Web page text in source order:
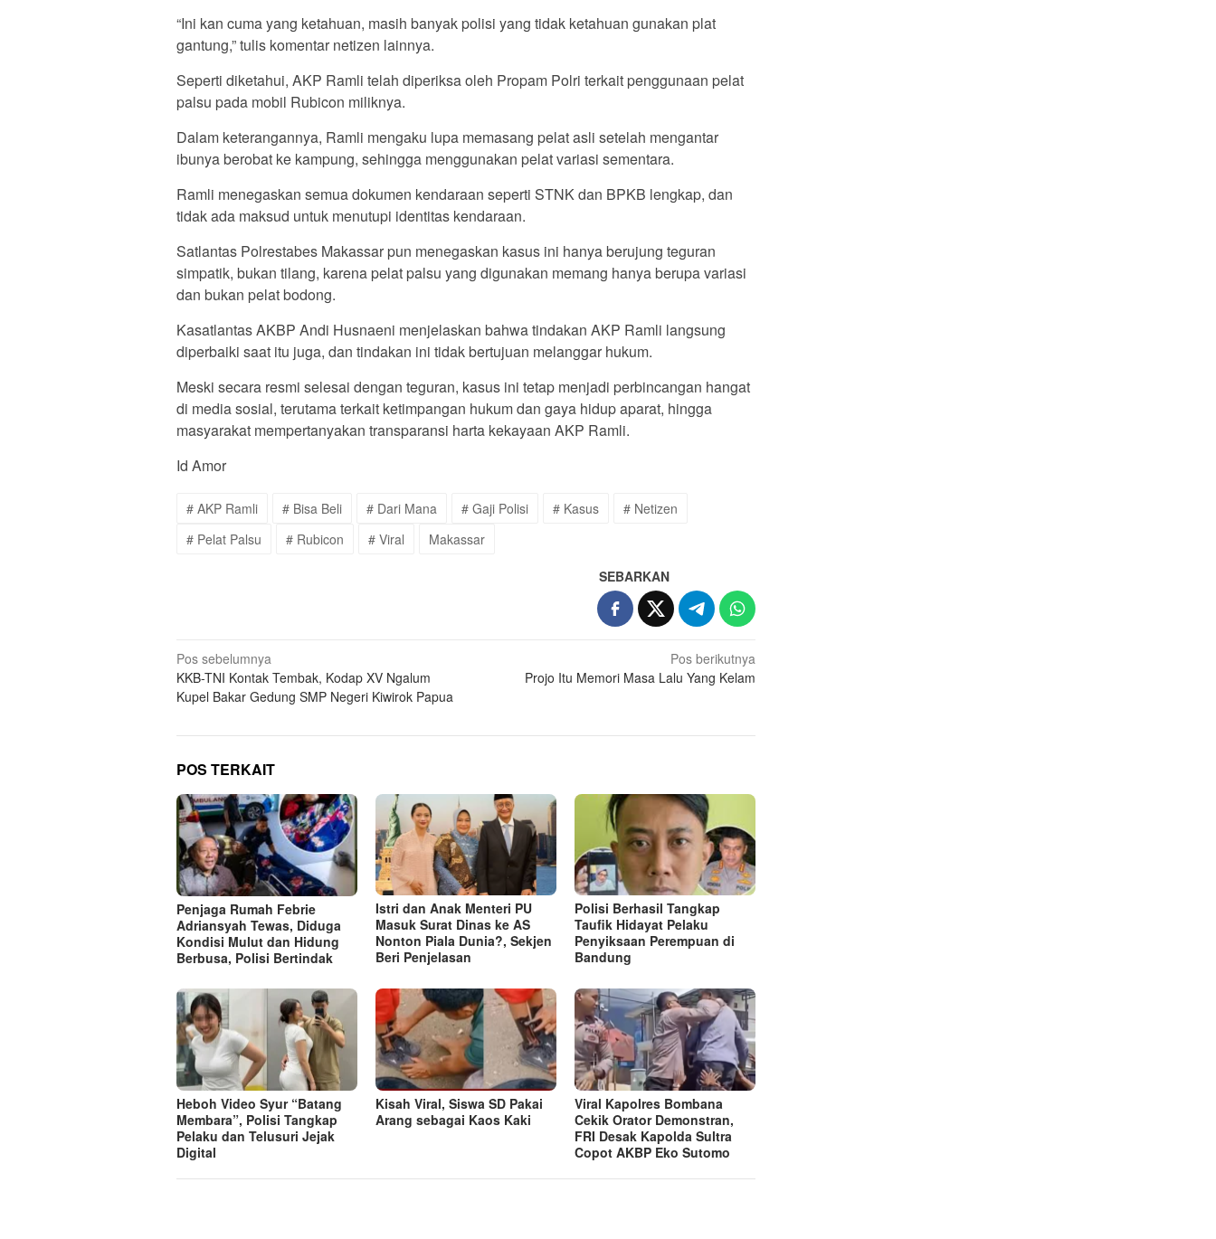
“Ini kan cuma yang ketahuan, masih banyak polisi yang tidak ketahuan gunakan plat
gantung,” tulis komentar netizen lainnya.
Seperti diketahui, AKP Ramli telah diperiksa oleh Propam Polri terkait penggunaan pelat
palsu pada mobil Rubicon miliknya.
Dalam keterangannya, Ramli mengaku lupa memasang pelat asli setelah mengantar
ibunya berobat ke kampung, sehingga menggunakan pelat variasi sementara.
Ramli menegaskan semua dokumen kendaraan seperti STNK dan BPKB lengkap, dan
tidak ada maksud untuk menutupi identitas kendaraan.
Satlantas Polrestabes Makassar pun menegaskan kasus ini hanya berujung teguran
simpatik, bukan tilang, karena pelat palsu yang digunakan memang hanya berupa variasi
dan bukan pelat bodong.
Kasatlantas AKBP Andi Husnaeni menjelaskan bahwa tindakan AKP Ramli langsung
diperbaiki saat itu juga, dan tindakan ini tidak bertujuan melanggar hukum.
Meski secara resmi selesai dengan teguran, kasus ini tetap menjadi perbincangan hangat
di media sosial, terutama terkait ketimpangan hukum dan gaya hidup aparat, hingga
masyarakat mempertanyakan transparansi harta kekayaan AKP Ramli.
Id Amor
# AKP Ramli # Bisa Beli # Dari Mana # Gaji Polisi # Kasus
# Netizen
# Pelat Palsu
# Rubicon # Viral Makassar
SEBARKAN
Navigasi
pos
Pos sebelumnya
KKB-TNI Kontak Tembak, Kodap XV Ngalum
Kupel Bakar Gedung SMP Negeri Kiwirok Papua
Pos berikutnya
Projo Itu Memori Masa Lalu Yang Kelam
POS TERKAIT
Penjaga Rumah Febrie
Adriansyah Tewas, Diduga
Kondisi Mulut dan Hidung
Berbusa, Polisi Bertindak
Istri dan Anak Menteri PU
Masuk Surat Dinas ke AS
Nonton Piala Dunia?, Sekjen
Beri Penjelasan
Polisi Berhasil Tangkap
Taufik Hidayat Pelaku
Penyiksaan Perempuan di
Bandung
Heboh Video Syur “Batang
Membara”, Polisi Tangkap
Pelaku dan Telusuri Jejak
Digital
Kisah Viral, Siswa SD Pakai
Arang sebagai Kaos Kaki
Viral Kapolres Bombana
Cekik Orator Demonstran,
FRI Desak Kapolda Sultra
Copot AKBP Eko Sutomo